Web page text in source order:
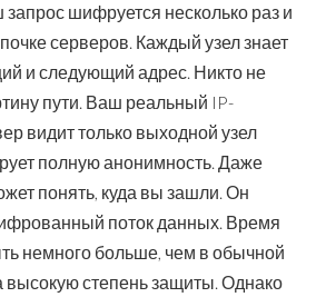
шифруется несколько раз и
серверов. Каждый узел знает
и следующий адрес. Никто не
пути. Ваш реальный IP-
видит только выходной узел
полную анонимность. Даже
понять, куда вы зашли. Он
поток данных. Время
немного больше, чем в обычной
высокую степень защиты. Однако